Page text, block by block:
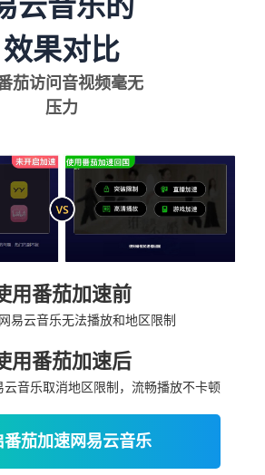
云音乐的
效果对比
茄访问音视频毫无
压力
用番茄加速前
易云音乐无法播放和地区限制
用番茄加速后
音乐取消地区限制，流畅播放不卡顿
番茄加速网易云音乐